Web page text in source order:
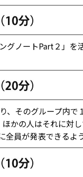
グノートPart２」を
、そのグループ内
かの人はそれに対
員が発表できるよ